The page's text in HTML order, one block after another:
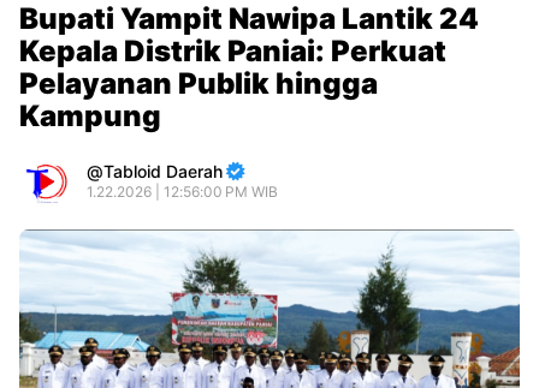
Bupati Yampit Nawipa Lantik 24
Kepala Distrik Paniai: Perkuat
Pelayanan Publik hingga
Kampung
Tabloid Daerah
1.22.2026 | 12:56:00 PM WIB